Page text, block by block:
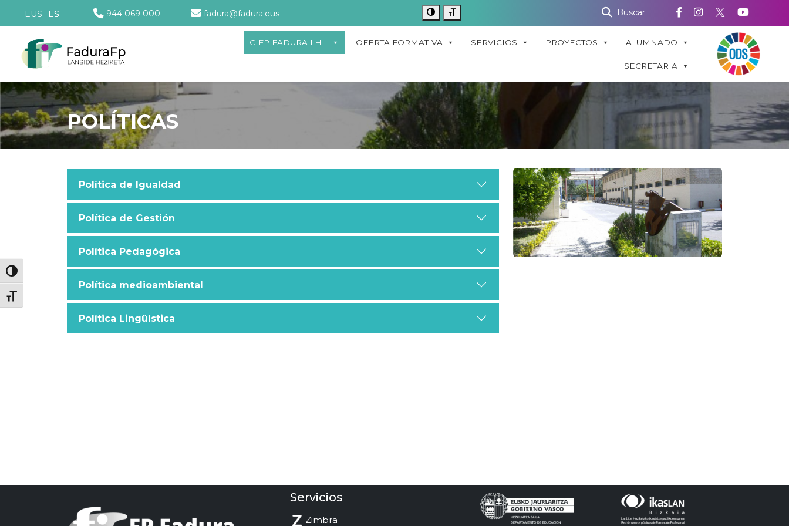
EUS ES 944 069 000 fadura@fadura.eus Buscar
CIFP FADURA LHII OFERTA FORMATIVA SERVICIOS PROYECTOS ALUMNADO
SECRETARIA
POLÍTICAS
Política de Igualdad
Política de Gestión
Política Pedagógica
Política medioambiental
Política Lingüística
Servicios
Zimbra